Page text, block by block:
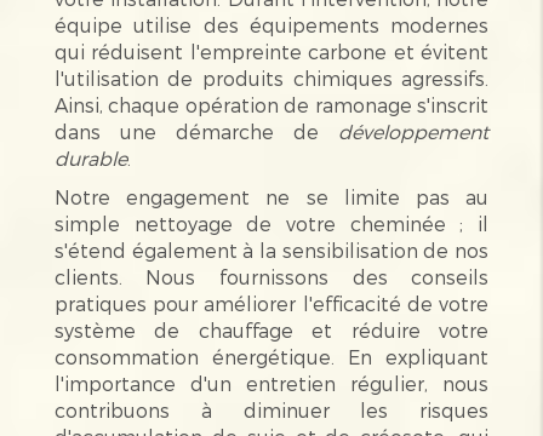
équipe utilise des équipements modernes
qui réduisent l'empreinte carbone et évitent
l'utilisation de produits chimiques agressifs.
Ainsi, chaque opération de ramonage s'inscrit
dans une démarche de développement
durable.
Notre engagement ne se limite pas au
simple nettoyage de votre cheminée ; il
s'étend également à la sensibilisation de nos
clients. Nous fournissons des conseils
pratiques pour améliorer l'efficacité de votre
système de chauffage et réduire votre
consommation énergétique. En expliquant
l'importance d'un entretien régulier, nous
contribuons à diminuer les risques